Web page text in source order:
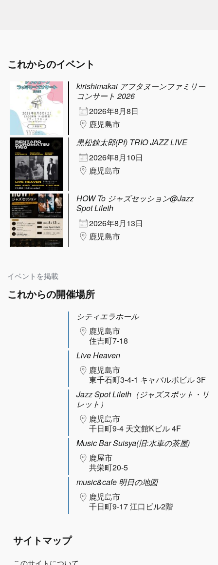
これからのイベント
kirishimakai アフタヌーンファミリー
コンサート 2026
2026年8月8日
鹿児島市
黒松錬太郎(Pf) TRIO JAZZ LIVE
2026年8月10日
鹿児島市
HOW To ジャズセッション@Jazz
Spot Lileth
2026年8月13日
鹿児島市
イベントを掲載
これからの開催場所
シティエラホール
鹿児島市
住吉町7-18
Live Heaven
鹿児島市
東千石町3-4-1 キャパルボビル 3F
Jazz Spot Lileth（ジャズスポット・リ
レット）
鹿児島市
千日町9-4 天文館Kビル 4F
Music Bar Suisya(旧:水車の茶屋)
鹿屋市
共栄町20-5
music&cafe 明日の地図
鹿児島市
千日町9-17 江口ビル2階
サイトマップ